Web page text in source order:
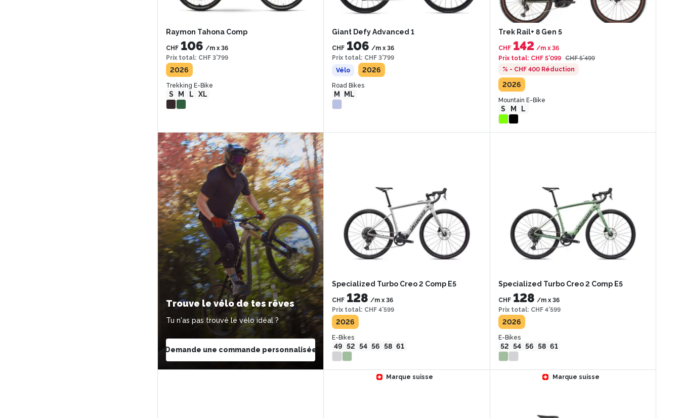
Raymon Tahona Comp
CHF 106 /m x 36
Prix total: CHF 3’799
2026
Trekking E-Bike
S M L XL
Giant Defy Advanced 1
CHF 106 /m x36
Prix total: CHF 3’799
Vélo
2026
Road Bikes
M ML
Trek Rail+ 8 Gen 5
CHF 142 /mx 36
Prix total: CHF 5’099 CHF 5’499
% - CHF 400 Réduction
2026
Mountain E-Bike
S M L
Trouve le vélo de tes rêves
Tu n'as pas trouvé le vélo idéal ?
Demande une commande personnalisée
Specialized Turbo Creo 2 Comp E5
CHF 128 /m x36
Prix total: CHF 4’599
2026
E-Bikes
49 52 54 56 58 61
Specialized Turbo Creo 2 Comp E5
CHF 128 /mx 36
Prix total: CHF 4’599
2026
E-Bikes
52 54 56 58 61
Marque suisse Marque suisse